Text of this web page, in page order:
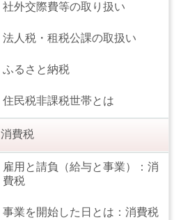
社外交際費等の取り扱い
法人税・租税公課の取扱い
ふるさと納税
住民税非課税世帯とは
消費税
雇用と請負（給与と事業）：消
費税
事業を開始した日とは：消費税